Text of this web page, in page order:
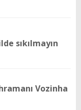
sıkılmayın
Vozinha